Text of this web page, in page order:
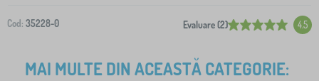
Cod: 35228-0 Evaluare (2) 4.5
MAI MULTE DIN ACEASTĂ CATEGORIE: